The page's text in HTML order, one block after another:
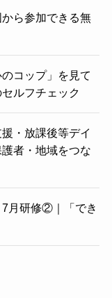
ら参加できる無
コップ」を見て
ルフチェック
・放課後等デイ
者・地域をつな
7月研修②｜「でき